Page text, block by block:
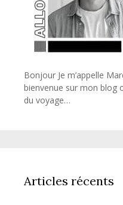
Bonjour Je m’appelle
bienvenue sur mon blog
du voyage…
Articles récents